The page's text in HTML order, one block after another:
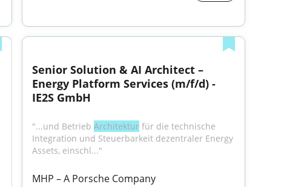
Senior Solution & AI Architect –
Energy Platform Services (m/f/d) -
IE2S GmbH
"...und Betrieb Architektur für die technische
Integration und Steuerbarkeit dezentraler Energy
Assets, einschl..."
MHP – A Porsche Company